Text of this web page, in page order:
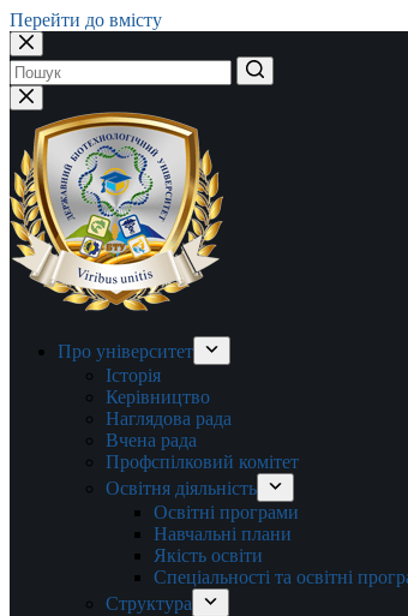
Перейти до вмісту
Немає
результатів
Про університет
Історія
Керівництво
Наглядова рада
Вчена рада
Профспілковий комітет
Освітня діяльність
Освітні програми
Навчальні плани
Якість освіти
Спеціальності та освітні
Структура